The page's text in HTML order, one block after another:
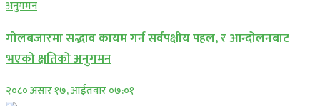
गोलबजारमा सद्भाव कायम गर्न सर्वपक्षीय पहल, र आन्दोलनबाट
भएको क्षतिको अनुगमन
२०८० असार १७, आईतवार ०७:०१